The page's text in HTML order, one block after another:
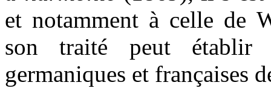
et notamment à celle de
son traité peut établir
germaniques et françaises